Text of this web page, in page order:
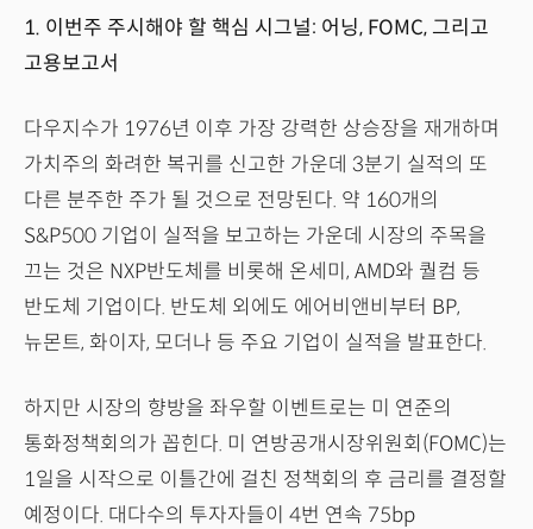
1. 이번주 주시해야 할 핵심 시그널: 어닝, FOMC, 그리고
고용보고서
다우지수가 1976년 이후 가장 강력한 상승장을 재개하며
가치주의 화려한 복귀를 신고한 가운데 3분기 실적의 또
다른 분주한 주가 될 것으로 전망된다. 약 160개의
S&P500 기업이 실적을 보고하는 가운데 시장의 주목을
끄는 것은 NXP반도체를 비롯해 온세미, AMD와 퀄컴 등
반도체 기업이다. 반도체 외에도 에어비앤비부터 BP,
뉴몬트, 화이자, 모더나 등 주요 기업이 실적을 발표한다.
하지만 시장의 향방을 좌우할 이벤트로는 미 연준의
통화정책회의가 꼽힌다. 미 연방공개시장위원회(FOMC)는
1일을 시작으로 이틀간에 걸친 정책회의 후 금리를 결정할
예정이다. 대다수의 투자자들이 4번 연속 75bp